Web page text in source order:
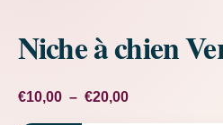
Niche à chien
€10,00 – €20,00Plage de prix :